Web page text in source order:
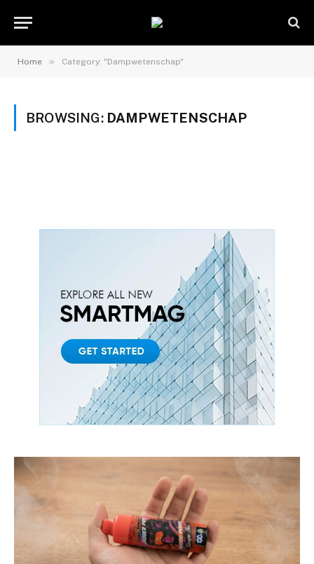
Home » Category: "Dampwetenschap"
BROWSING: DAMPWETENSCHAP